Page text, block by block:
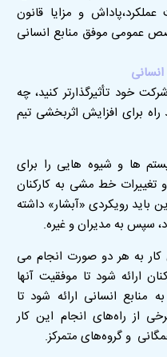
و مزایا قانون
عمومی موفق منابع انسانی
خود تأثیرگذارتر کنید، چه
برای افزایش اثربخشی تیم
ها و شیوه هایی را برای
و تغییرات خط مشی به کارکنان
باید رویکردی «آبشار» داشته
سپس به مدیران و غیره.
به هر دو صورت انجام می
ارائه شود تا موفقیت آنها
منابع انسانی ارائه شود تا
از راه‌های انجام این کار
و گروه‌های متمرکز.